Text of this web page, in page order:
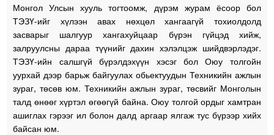
Монгол Улсын хууль тогтоомж, дүрэм журам ёсоор бол
ТЭЗҮ-ийг хүлээн авах нөхцөл хангаагүй тохиолдолд
засварыг шалгуур хангахуйцаар бүрэн гүйцэд хийж,
залруулсны дараа түүнийг дахин хэлэлцэж шийдвэрлэдэг.
ТЭЗҮ-ийн салшгүй бүрэлдэхүүн хэсэг бол Оюу толгойн
уурхай дээр барьж байгуулах обьектуудын Техникийн ажлын
зураг, төсөв юм. Техникийн ажлын зураг, төсвийг Монголын
талд өнөөг хүртэл өгөөгүй байна. Оюу толгой ордыг хамтран
ашиглах гэрээг ил болон далд аргаар ялгаж тус бүрээр хийх
байсан юм.